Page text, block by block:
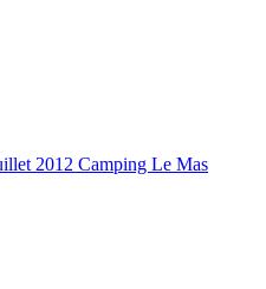
2012 Camping Le Mas